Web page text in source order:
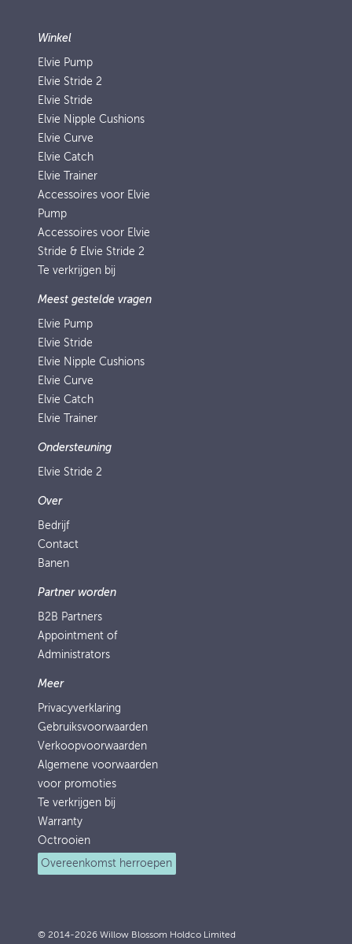
Winkel
Elvie Pump
Elvie Stride 2
Elvie Stride
Elvie Nipple Cushions
Elvie Curve
Elvie Catch
Elvie Trainer
Accessoires voor Elvie
Pump
Accessoires voor Elvie
Stride & Elvie Stride 2
Te verkrijgen bij
Meest gestelde vragen
Elvie Pump
Elvie Stride
Elvie Nipple Cushions
Elvie Curve
Elvie Catch
Elvie Trainer
Ondersteuning
Elvie Stride 2
Over
Bedrijf
Contact
Banen
Partner worden
B2B Partners
Appointment of
Administrators
Meer
Privacyverklaring
Gebruiksvoorwaarden
Verkoopvoorwaarden
Algemene voorwaarden
voor promoties
Te verkrijgen bij
Warranty
Octrooien
Overeenkomst herroepen
© 2014-2026 Willow Blossom Holdco Limited